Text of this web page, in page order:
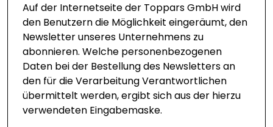
Auf der Internetseite der Toppars GmbH wird
den Benutzern die Möglichkeit eingeräumt, den
Newsletter unseres Unternehmens zu
abonnieren. Welche personenbezogenen
Daten bei der Bestellung des Newsletters an
den für die Verarbeitung Verantwortlichen
übermittelt werden, ergibt sich aus der hierzu
verwendeten Eingabemaske.